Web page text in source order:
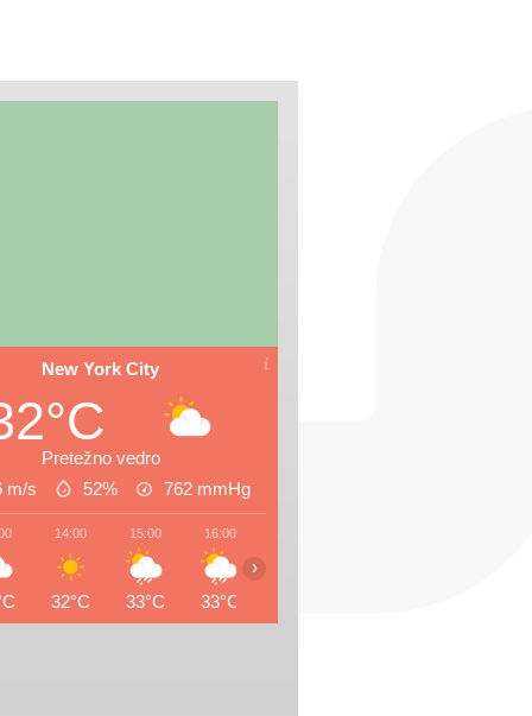
New York City
Pretežno vedro
m/s
52% 762 mmHg
14:00
32°C
15:00
33°C
16:00
33°C
›